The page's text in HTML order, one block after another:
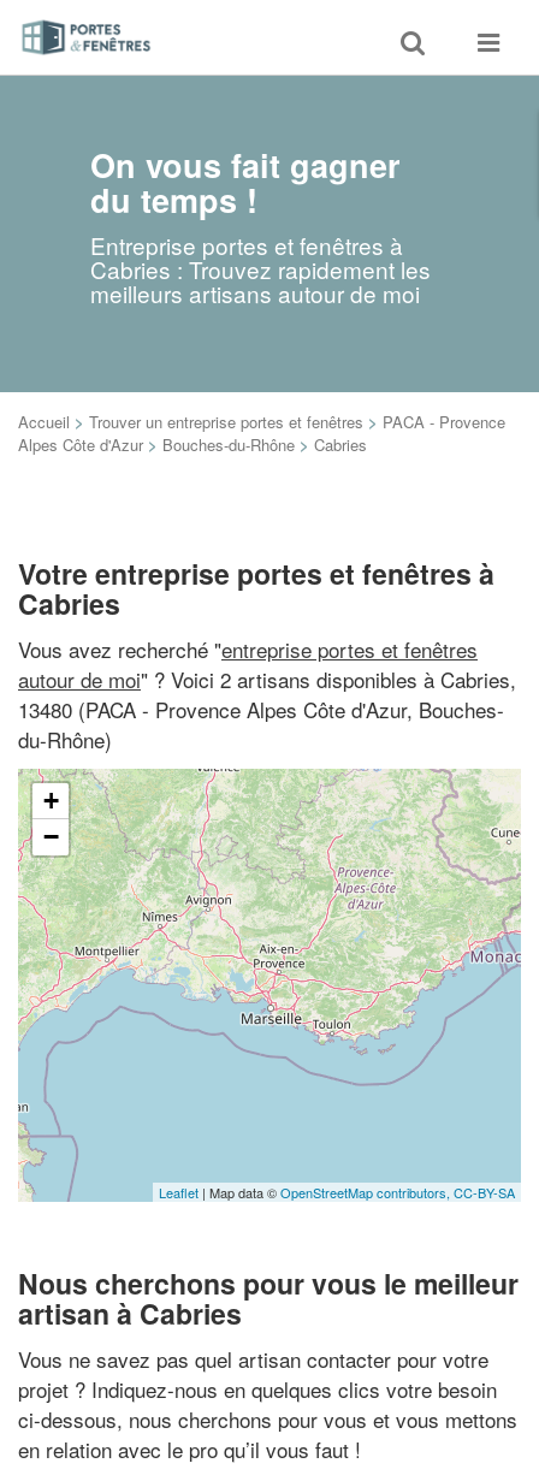
Toggle
search
Toggle
On vous fait gagner
du temps !
Entreprise portes et fenêtres à
Cabries : Trouvez rapidement les
meilleurs artisans autour de moi
Accueil > Trouver un entreprise portes et fenêtres > PACA - Provence
Alpes Côte d'Azur > Bouches-du-Rhône > Cabries
Votre entreprise portes et fenêtres à
Cabries
Vous avez recherché "entreprise portes et fenêtres
autour de moi" ? Voici 2 artisans disponibles à Cabries,
13480 (PACA - Provence Alpes Côte d'Azur, Bouches-
du-Rhône)
+
−
Leaflet | Map data ©OpenStreetMap contributors, CC-BY-SA
Nous cherchons pour vous le meilleur
artisan à Cabries
Vous ne savez pas quel artisan contacter pour votre
projet ? Indiquez-nous en quelques clics votre besoin
ci-dessous, nous cherchons pour vous et vous mettons
en relation avec le pro qu’il vous faut !